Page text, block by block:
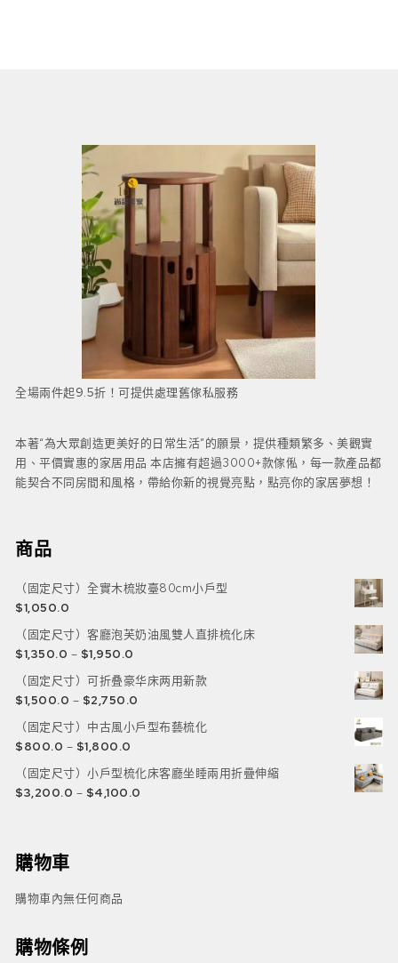
全場兩件起9.5折！可提供處理舊傢私服務
本著“為大眾創造更美好的日常生活”的願景，提供種類繁多、美觀實
用、平價實惠的家居用品 本店擁有超過3000+款傢俬，每一款產品都
能契合不同房間和風格，帶給你新的視覺亮點，點亮你的家居夢想！
商品
（固定尺寸）全實木梳妝臺80cm小戶型
$1,050.0
（固定尺寸）客廳泡芙奶油風雙人直排梳化床
$1,350.0 – $1,950.0
（固定尺寸）可折叠豪华床两用新款
$1,500.0 – $2,750.0
（固定尺寸）中古風小戶型布藝梳化
$800.0 – $1,800.0
（固定尺寸）小戶型梳化床客廳坐睡兩用折疊伸縮
$3,200.0 – $4,100.0
購物車
購物車內無任何商品
購物條例